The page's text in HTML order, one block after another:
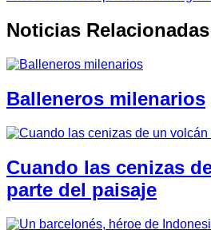
Noticias Relacionadas
Balleneros milenarios
Cuando las cenizas
parte del paisaje